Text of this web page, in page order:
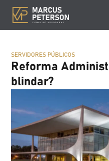
SERVIDORES PÚBLICOS
Reforma
blindar?